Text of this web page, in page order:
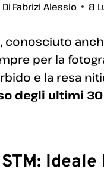
Di Fabrizi Alessio 8
, conosciuto
per la
e la resa
degli ultimi